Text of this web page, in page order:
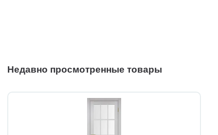
Недавно просмотренные товары